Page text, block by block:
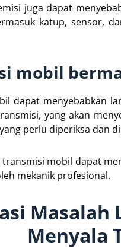
juga dapat
katup, sensor,
mobil
dapat menyebabkan
yang akan
perlu diperiksa dan
mobil dapat
mekanik profesional.
Menyala